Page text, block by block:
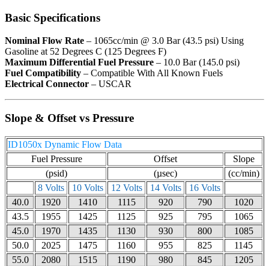
Basic Specifications
Nominal Flow Rate – 1065cc/min @ 3.0 Bar (43.5 psi) Using
Gasoline at 52 Degrees C (125 Degrees F)
Maximum Differential Fuel Pressure – 10.0 Bar (145.0 psi)
Fuel Compatibility – Compatible With All Known Fuels
Electrical Connector – USCAR
Slope & Offset vs Pressure
ID1050x Dynamic Flow Data
Fuel Pressure
Offset
Slope
(psid)
(µsec)
(cc/min)
8 Volts
10 Volts 12 Volts 14 Volts
16 Volts
40.0
1920 1410 1115 920 790
1020
43.5
1955 1425 1125 925 795
1065
45.0
1970 1435 1130 930 800
1085
50.0
2025 1475 1160 955 825
1145
55.0
2080 1515 1190 980 845
1205